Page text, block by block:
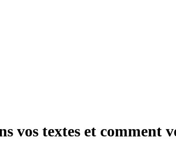
vos textes et comment